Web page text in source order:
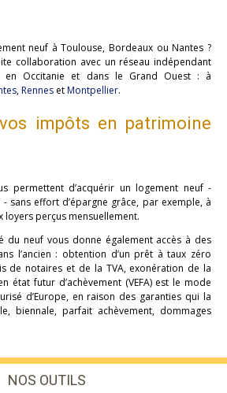
neuf à Toulouse, Bordeaux ou Nantes ?
collaboration avec un réseau indépendant
en Occitanie et dans le Grand Ouest : à
,Rennes etMontpellier.
impôts en patrimoine
permettent d’acquérir un logement neuf -
sans effort d’épargne grâce, par exemple, à
loyers perçus mensuellement.
du neuf vous donne également accès à des
l’ancien : obtention d’un prêt à taux zéro
de notaires et de la TVA, exonération de la
état futur d’achèvement (VEFA) est le mode
d’Europe, en raison des garanties qui la
biennale, parfait achèvement, dommages
NOS OUTILS